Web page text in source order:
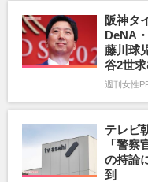
阪神タ
DeNA
藤川球
谷2世求
週刊女性
テレビ
「警
の持論
到